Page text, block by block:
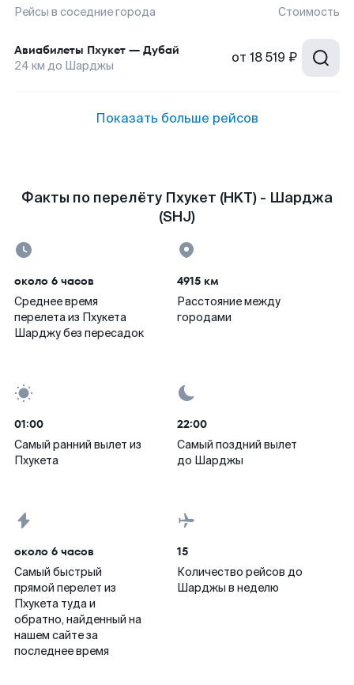
Рейсы в соседние города Стоимость
Авиабилеты Пхукет — Дубай
24 км до Шарджы от 18 519 ₽
Показать больше рейсов
Факты по перелёту Пхукет (HKT) - Шарджа
(SHJ)
около 6 часов
Среднее время
перелета из Пхукета
Шарджу без пересадок
4915 км
Расстояние между
городами
01:00
Самый ранний вылет из
Пхукета
22:00
Самый поздний вылет
до Шарджы
около 6 часов
Самый быстрый
прямой перелет из
Пхукета туда и
обратно, найденный на
нашем сайте за
последнее время
15
Количество рейсов до
Шарджы в неделю